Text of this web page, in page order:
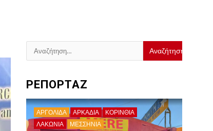
Αναζήτηση
για:
ΡΕΠΟΡΤΑΖ
ΑΡΓΟΛΙΔΑ ΑΡΚΑΔΊΑ
ΚΟΡΙΝΘΊΑ
ΛΑΚΩΝΙΑ
ΜΕΣΣΗΝΙΑ